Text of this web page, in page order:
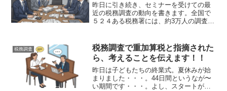
昨日に引き続き、セミナーを受けての最
近の税務調査の動向を書きます。全国で
５２４ある税務署には、約3万人の調査官
署ごとに何件の調査をこなすというノル
マがあります。その選定...
税務調査
税務調査で重加算税と指摘された
ら、考えることを伝えます！！
昨日は子どもたちの終業式。夏休みが始
まりました・・・。44日間というなが〜
い期間です・・・。よし、スタートが肝